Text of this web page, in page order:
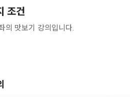
조건
의 맛보기 강의입니다.